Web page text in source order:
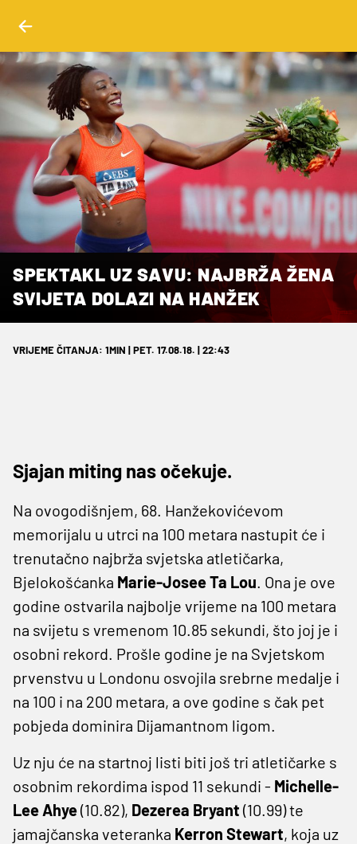
SPEKTAKL UZ SAVU: NAJBRŽA ŽENA
SVIJETA DOLAZI NA HANŽEK
VRIJEME ČITANJA: 1MIN | PET. 17.08.18. | 22:43
Sjajan miting nas očekuje.
Na ovogodišnjem, 68. Hanžekovićevom
memorijalu u utrci na 100 metara nastupit će i
trenutačno najbrža svjetska atletičarka,
Bjelokošćanka Marie-Josee Ta Lou. Ona je ove
godine ostvarila najbolje vrijeme na 100 metara
na svijetu s vremenom 10.85 sekundi, što joj je i
osobni rekord. Prošle godine je na Svjetskom
prvenstvu u Londonu osvojila srebrne medalje i
na 100 i na 200 metara, a ove godine s čak pet
pobjeda dominira Dijamantnom ligom.
Uz nju će na startnoj listi biti još tri atletičarke s
osobnim rekordima ispod 11 sekundi - Michelle-
Lee Ahye(10.82), Dezerea Bryant (10.99) te
jamajčanska veteranka Kerron Stewart, koja uz